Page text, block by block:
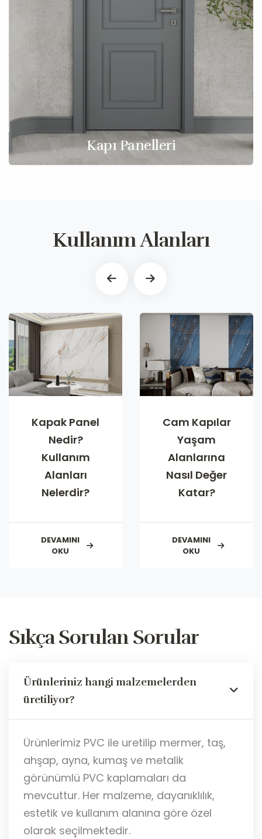
Kapı Panelleri
Kullanım Alanları
Kapak Panel
Nedir?
Kullanım
Alanları
Nelerdir?
DEVAMINI
OKU
Cam Kapılar
Yaşam
Alanlarına
Nasıl Değer
Katar?
DEVAMINI
OKU
Sıkça Sorulan Sorular
Ürünleriniz hangi malzemelerden
üretiliyor?
Ürünlerimiz PVC ile uretilip mermer, taş,
ahşap, ayna, kumaş ve metalik
görünümlü PVC kaplamaları da
mevcuttur. Her malzeme, dayanıklılık,
estetik ve kullanım alanına göre özel
olarak seçilmektedir.